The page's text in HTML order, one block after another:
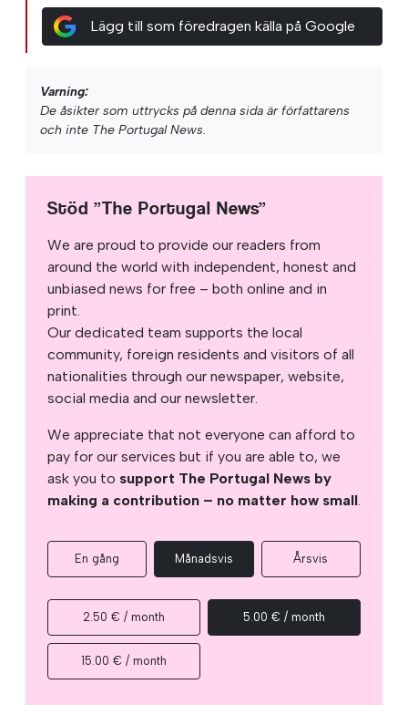
Lägg till som föredragen källa på Google
Varning:
De åsikter som uttrycks på denna sida är författarens
och inte The Portugal News.
Stöd ”The Portugal News”
We are proud to provide our readers from
around the world with independent, honest and
unbiased news for free – both online and in
print.
Our dedicated team supports the local
community, foreign residents and visitors of all
nationalities through our newspaper, website,
social media and our newsletter.
We appreciate that not everyone can afford to
pay for our services but if you are able to, we
ask you to support The Portugal News by
making a contribution – no matter how small.
En gång Månadsvis Årsvis
2.50 € / month 5.00 € / month
15.00 € / month